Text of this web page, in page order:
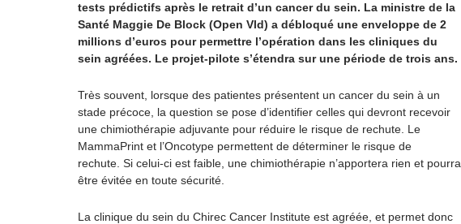
tests prédictifs après le retrait d’un cancer du sein. La ministre de la
Santé Maggie De Block (Open Vld) a débloqué une enveloppe de 2
millions d’euros pour permettre l’opération dans les cliniques du
sein agréées. Le projet-pilote s’étendra sur une période de trois ans.
Très souvent, lorsque des patientes présentent un cancer du sein à un
stade précoce, la question se pose d’identifier celles qui devront recevoir
une chimiothérapie adjuvante pour réduire le risque de rechute. Le
MammaPrint et l’Oncotype permettent de déterminer le risque de
rechute. Si celui-ci est faible, une chimiothérapie n’apportera rien et pourra
être évitée en toute sécurité.
La clinique du sein du Chirec Cancer Institute est agréée, et permet donc